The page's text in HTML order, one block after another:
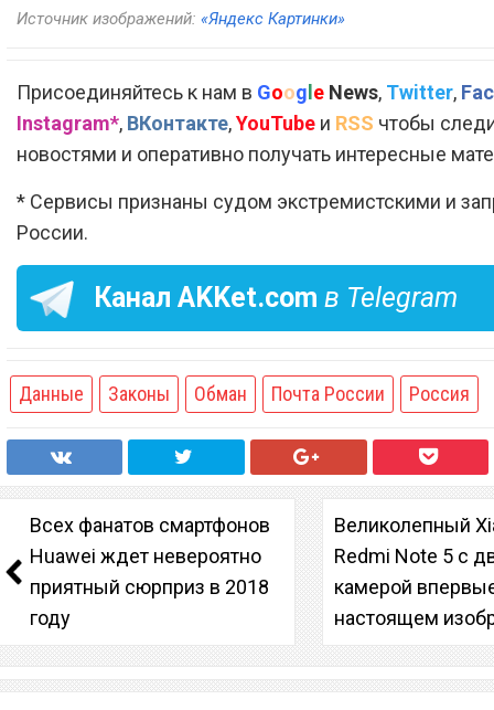
Источник изображений: «Яндекс Картинки»
Присоединяйтесь к нам в Goog e News, Twitter,
Instagram*, ВКонтакте,YouTube и RSS чтобы
новостями и оперативно получать интересные
* Сервисы признаны судом экстремистскими и
России.
Канал AKKet.com в Telegram
Данные Законы Обман Почта России Россия
Всех фанатов смартфонов
Huawei ждет невероятно
приятный сюрприз в 2018
году
Великолепный
Redmi Note 5 с
камерой
настоящем